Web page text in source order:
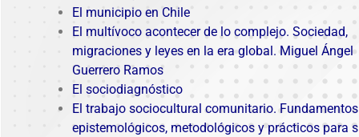
El municipio en Chile
El multívoco acontecer de lo complejo. Sociedad,
migraciones y leyes en la era global. Miguel Ángel
Guerrero Ramos
El sociodiagnóstico
El trabajo sociocultural comunitario. Fundamentos
epistemológicos, metodológicos y prácticos para